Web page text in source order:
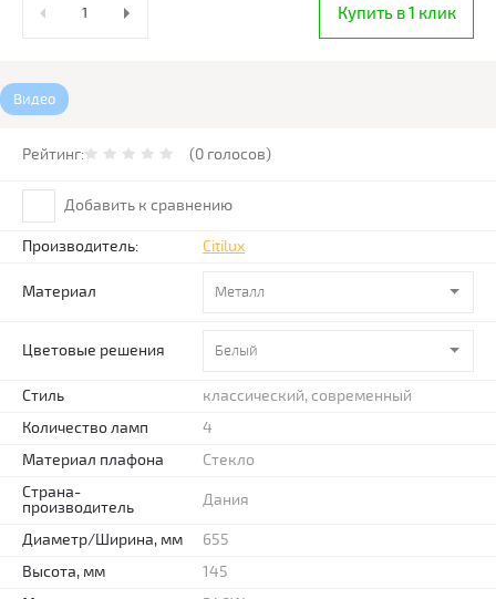
Купить в 1 клик
Видео
Рейтинг: (0 голосов)
Добавить к сравнению
Производитель: Citilux
Материал Металл
Цветовые решения Белый
Стиль
классический, современный
Количество ламп
4
Материал плафона
Стекло
Страна-
производитель
Дания
Диаметр/Ширина, мм
655
Высота, мм
145